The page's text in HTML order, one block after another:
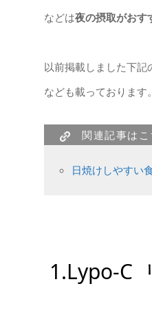
などは夜の摂取がおす
以前掲載しました下
なども載っております
関連記事はこ
日焼けしやすい
1.Lypo-C